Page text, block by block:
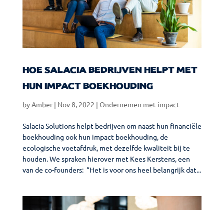
HOE SALACIA BEDRIJVEN HELPT MET
HUN IMPACT BOEKHOUDING
byAmber| Nov 8, 2022 | Ondernemen met impact
Salacia Solutions helpt bedrijven om naast hun financiële
boekhouding ook hun impact boekhouding, de
ecologische voetafdruk, met dezelfde kwaliteit bij te
houden. We spraken hierover met Kees Kerstens, een
van de co-founders: “Het is voor ons heel belangrijk dat...